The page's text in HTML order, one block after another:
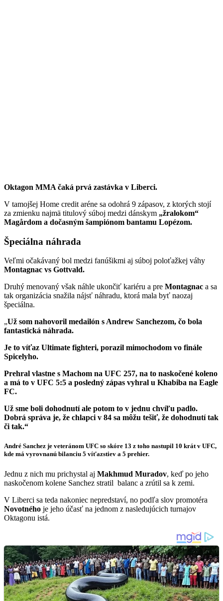
Oktagon MMA čaká prvá zastávka v Liberci.
V tamojšej Home credit aréne sa odohrá 9 zápasov, z ktorých stojí
za zmienku najmä titulový súboj medzi dánskym „žralokom“
Magårdom a dočasným šampiónom bantamu Lopézom.
Špeciálna náhrada
Veľmi očakávaný bol medzi fanúšikmi aj súboj poloťažkej váhy
Montagnac vs Gottvald.
Druhý menovaný však náhle ukončiť kariéru a pre Montagnac a sa
tak organizácia snažila nájsť náhradu, ktorá mala byť naozaj
špeciálna.
„Už som nahovoril medailón s Andrew Sanchezom, čo bola
fantastická náhrada.
Je to víťaz Ultimate fighteri, porazil mimochodom vo finále
Spicelyho.
Prehral vlastne s Machom na UFC 257, na to naskočené koleno
a má to v UFC 5:5 a posledný zápas vyhral u Khabiba na Eagle
FC.
Už sme boli dohodnutí ale potom to v jednu chvíľu padlo.
Dobrá správa je, že chlapci v 84 sa môžu tešiť, že dohodnutí tak
či tak.“
André Sanchez je veteránom UFC so skóre 13 z toho nastupil 10 krát v UFC,
kde má vyrovnanú bilanciu 5 víťazstiev a 5 prehier.
Jednu z nich mu prichystal aj Makhmud Muradov, keď po jeho
naskočenom kolene Sanchez stratil balanc a zrútil sa k zemi.
V Liberci sa teda nakoniec nepredstaví, no podľa slov promotéra
Novotného je jeho účasť na jednom z nasledujúcich turnajov
Oktagonu istá.